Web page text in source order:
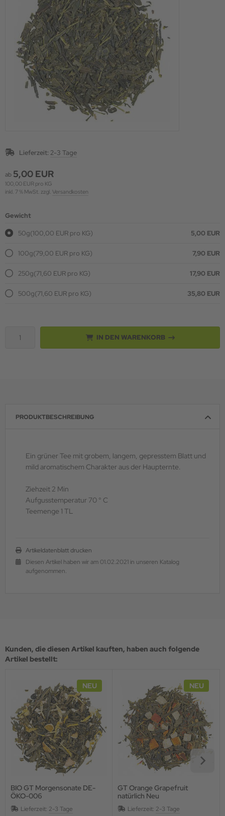
Lieferzeit: 2-3 Tage
ab 5,00 EUR
100,00 EUR pro KG
inkl. 7 % MwSt. zzgl. Versandkosten
Gewicht
50g(100,00 EUR pro KG) 5,00 EUR
100g(79,00 EUR pro KG) 7,90 EUR
250g(71,60 EUR pro KG) 17,90 EUR
500g(71,60 EUR pro KG) 35,80 EUR
IN DEN WARENKORB
PRODUKTBESCHREIBUNG
Ein grüner Tee mit grobem, langem, gepresstem Blatt und
mild aromatischem Charakter aus der Haupternte.
Ziehzeit 2 Min
Aufgusstemperatur 70 ° C
Teemenge 1 TL
Artikeldatenblatt drucken
Diesen Artikel haben wir am 01.02.2021 in unseren Katalog
aufgenommen.
Kunden, die diesen Artikel kauften, haben auch folgende
Artikel bestellt:
NEU
BIO GT Morgensonate DE-
ÖKO-006
Lieferzeit: 2-3 Tage
NEU
GT Orange Grapefruit
natürlich Neu
Lieferzeit: 2-3 Tage